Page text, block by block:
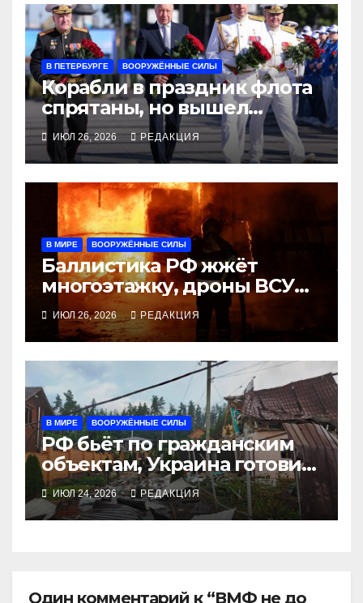
В ПЕТЕРБУРГЕ ВООРУЖЁННЫЕ СИЛЫ
Корабли в праздник флота
спрятаны, но вышел
Беглов с цветами
ИЮЛ 26, 2026 РЕДАКЦИЯ
В МИРЕ ВООРУЖЁННЫЕ СИЛЫ
Баллистика РФ жжёт
многоэтажку, дроны ВСУ
бьют по военной
логистике, заморозку
Путин отвергает
ИЮЛ 26, 2026 РЕДАКЦИЯ
В МИРЕ ВООРУЖЁННЫЕ СИЛЫ
РФ бьёт по гражданским
объектам, Украина готовит
ответ
ИЮЛ 24, 2026 РЕДАКЦИЯ
Один комментарий к “ВМФ не до